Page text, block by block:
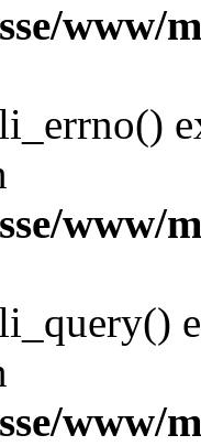
www/
www/
www/